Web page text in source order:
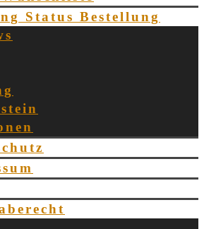
Status Bestellung